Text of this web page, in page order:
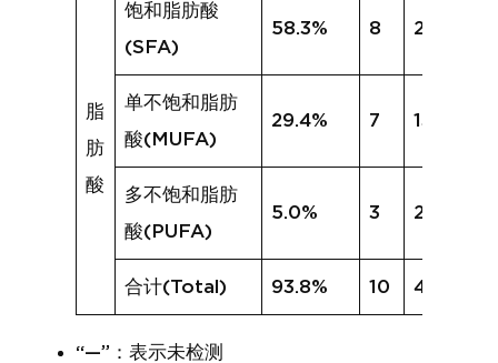
脂
肪
酸
饱和脂肪酸
(SFA)
58.3% 8 29.3%
单不饱和脂肪
酸(MUFA)
29.4% 7 13.9%
多不饱和脂肪
酸(PUFA)
5.0% 3 2.4%
合计(Total) 93.8% 10 46.0%
“—”：表示未检测